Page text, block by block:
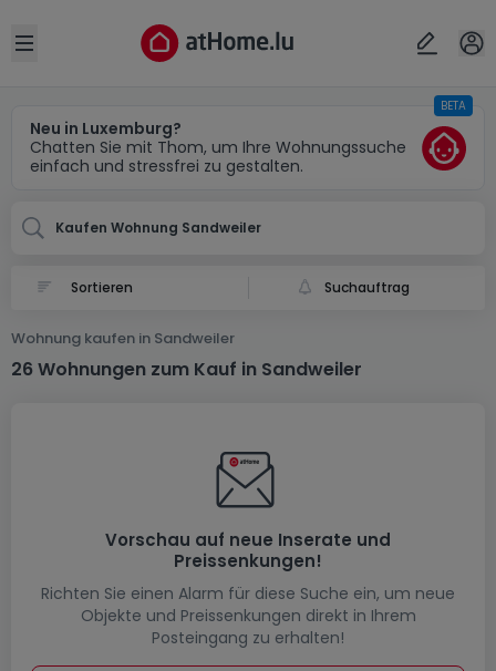
Open sidebar
Neu in Luxemburg?
Chatten Sie mit Thom, um Ihre Wohnungssuche
einfach und stressfrei zu gestalten.
BETA
Kaufen Wohnung Sandweiler
Suchauftrag
Wohnung kaufen in Sandweiler
26 Wohnungen zum Kauf in Sandweiler
Vorschau auf neue Inserate und
Preissenkungen!
Richten Sie einen Alarm für diese Suche ein, um neue
Objekte und Preissenkungen direkt in Ihrem
Posteingang zu erhalten!
Ort
Abbrechen ok